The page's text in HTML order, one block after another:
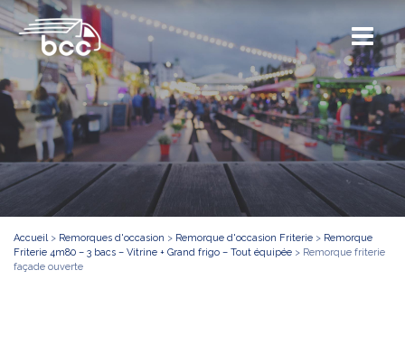
Accueil> Remorques d'occasion > Remorque d'occasion Friterie > Remorque
Friterie 4m80 – 3 bacs – Vitrine + Grand frigo – Tout équipée > Remorque friterie
façade ouverte